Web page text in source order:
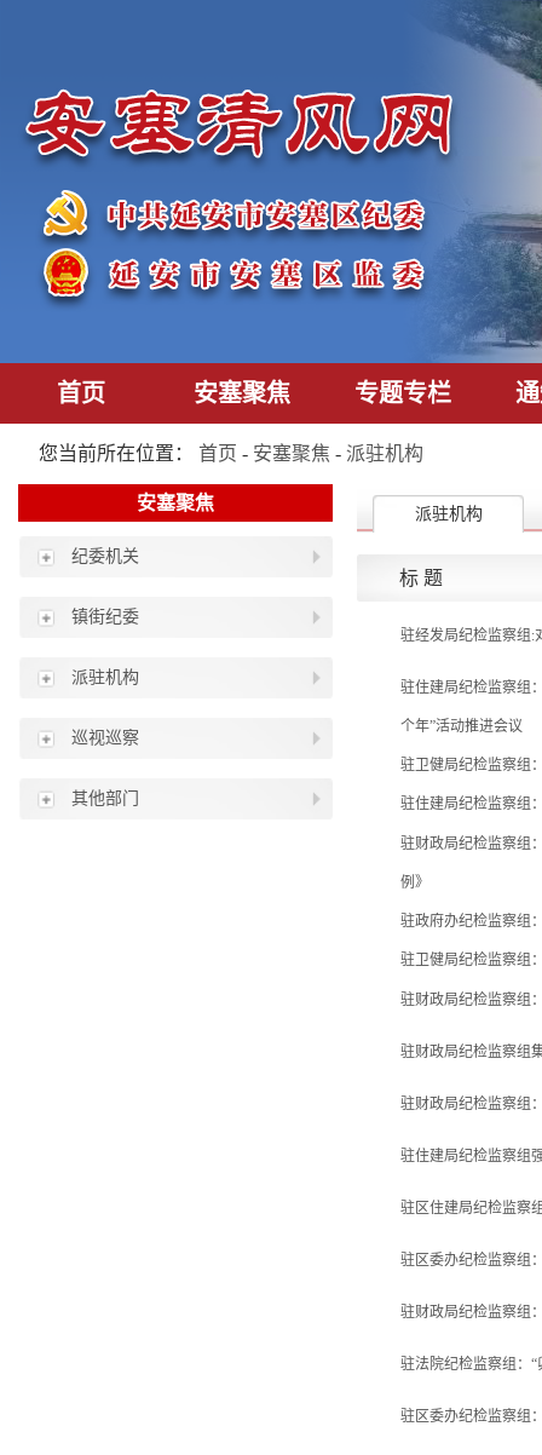
首页 安塞聚焦 专题专栏
您当前所在位置： 首页 - 安塞聚焦 - 派驻机构
安塞聚焦
纪委机关
镇街纪委
派驻机构
巡视巡察
其他部门
派驻机构
标 题
驻经发局纪检监察组:
驻住建局纪检监察组
个年”活动推进会议
驻卫健局纪检监察组
驻住建局纪检监察组
驻财政局纪检监察组
例》
驻政府办纪检监察组
驻卫健局纪检监察组
驻财政局纪检监察组
驻财政局纪检监察组
驻财政局纪检监察组
驻住建局纪检监察组
驻区住建局纪检监察
驻区委办纪检监察组
驻财政局纪检监察组
驻法院纪检监察组：“
驻区委办纪检监察组